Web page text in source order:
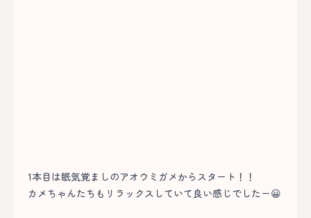
1本目は眠気覚ましのアオウミガメからスタート！！
カメちゃんたちもリラックスしていて良い感じでしたー😀